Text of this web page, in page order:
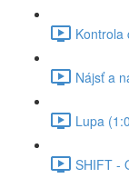
Kontrola
Nájsť a
Lupa
SHIFT -